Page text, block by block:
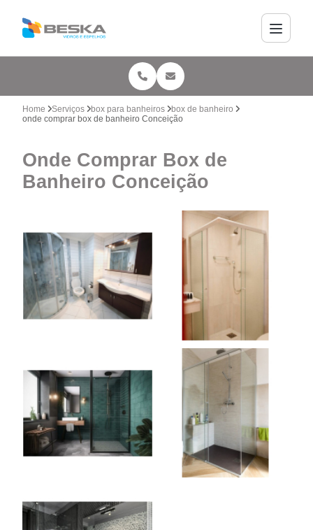
Home Serviços box para banheiros
box de banheiro
onde comprar box de banheiro Conceição
Onde Comprar Box de
Banheiro Conceição